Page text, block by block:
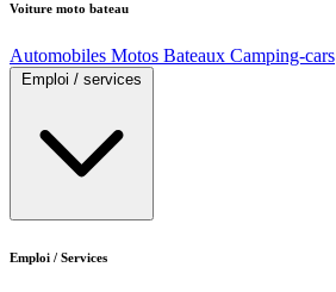
Voiture moto bateau
Automobiles Motos Bateaux Camping-cars
Emploi / services
Emploi / Services